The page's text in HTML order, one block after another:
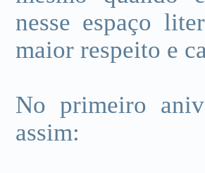
nesse espaço
maior respeito e
No primeiro
assim: